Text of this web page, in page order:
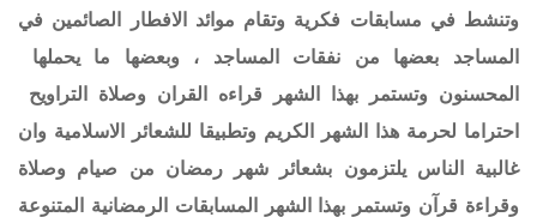
وتنشط في مسابقات فكرية وتقام موائد الافطار الصائمين في
المساجد بعضها من نفقات المساجد ، وبعضها ما يحملها
المحسنون وتستمر بهذا الشهر قراءه القران وصلاة التراويح
احتراما لحرمة هذا الشهر الكريم وتطبيقا للشعائر الاسلامية وان
غالبية الناس يلتزمون بشعائر شهر رمضان من صيام وصلاة
وقراءة قرآن وتستمر بهذا الشهر المسابقات الرمضانية المتنوعة